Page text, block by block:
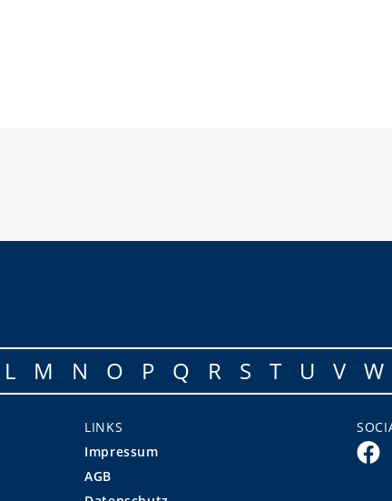
L M N O P Q R S T U V W
LINKS
Impressum
AGB